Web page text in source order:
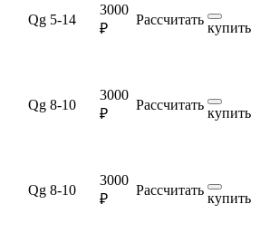
Qg 5-14
3000
₽
Рассчитать
купить
Qg 8-10
3000
₽
Рассчитать
купить
Qg 8-10
3000
₽
Рассчитать
купить